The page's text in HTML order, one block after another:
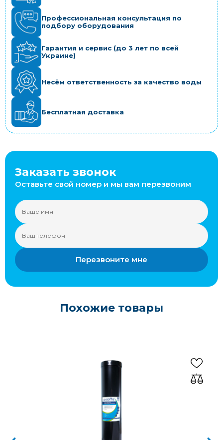
Профессиональная консультация по
подбору оборудования
Гарантия и сервис (до 3 лет по всей
Украине)
Несём ответственность за качество воды
Бесплатная доставка
Заказать звонок
Оставьте свой номер и мы вам перезвоним
Перезвоните мне
Похожие товары